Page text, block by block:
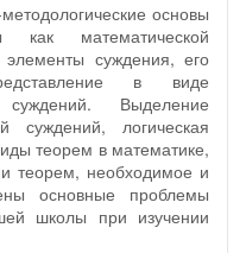
основы
как математической
суждения, его
в виде
Выделение
суждений, логическая
теорем в математике,
теорем, необходимое и
основные проблемы
школы при изучении